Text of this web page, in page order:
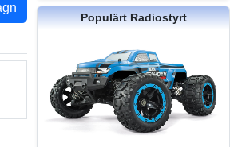
Populärt Radiostyrt